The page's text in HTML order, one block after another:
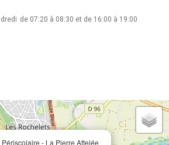
de 07:20 à 08:30 et de 16:00 à 19:00
- La Pierre Attelée